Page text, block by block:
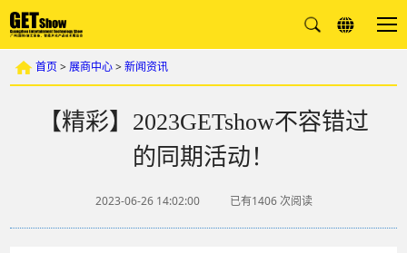
首页>展商中心>新闻资讯
【精彩】2023GETshow不容错过
的同期活动！
2023-06-26 14:02:00 已有1406次阅读